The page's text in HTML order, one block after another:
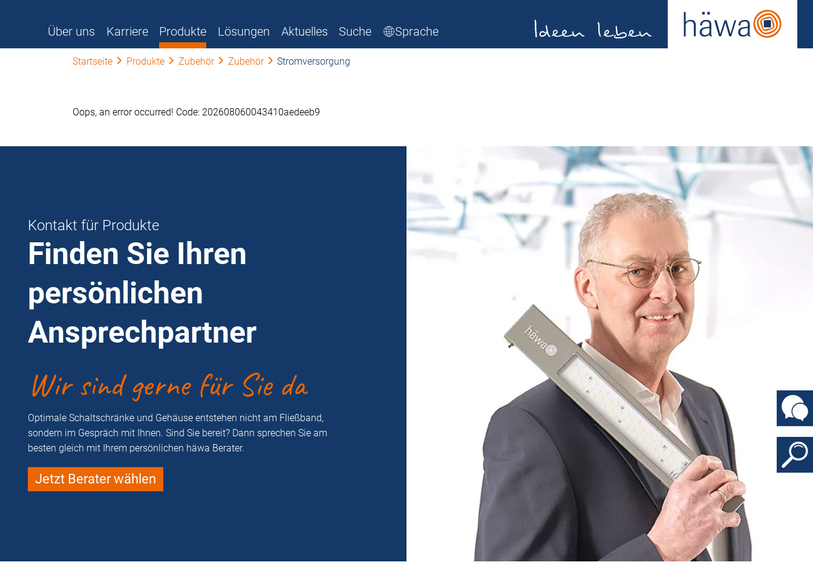
Über uns Karriere Produkte Lösungen Aktuelles Suche Sprache
Startseite Produkte Zubehör Zubehör Stromversorgung
Oops, an error occurred! Code: 202608060043410aedeeb9
Kontakt für Produkte
Finden Sie Ihren
persönlichen
Ansprechpartner
Wir sind gerne für Sie da
Optimale Schaltschränke und Gehäuse entstehen nicht am Fließband,
sondern im Gespräch mit Ihnen. Sind Sie bereit? Dann sprechen Sie am
besten gleich mit Ihrem persönlichen häwa Berater.
Jetzt Berater wählen